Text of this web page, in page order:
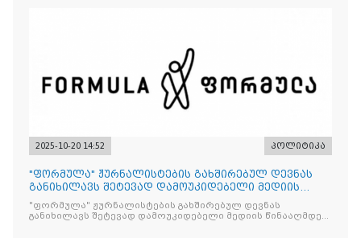
2025-10-20 14:52 პოლიტიკა
"ფორმულა" ჟურნალისტების გახშირებულ დევნას
განიხილავს შეტევად დამოუკიდებელი მედიის
წინააღმდ
"ფორმულა" ჟურნალისტების გახშირებულ დევნას
განიხილავს შეტევად დამოუკიდებელი მედიის წინააღმდეგ,